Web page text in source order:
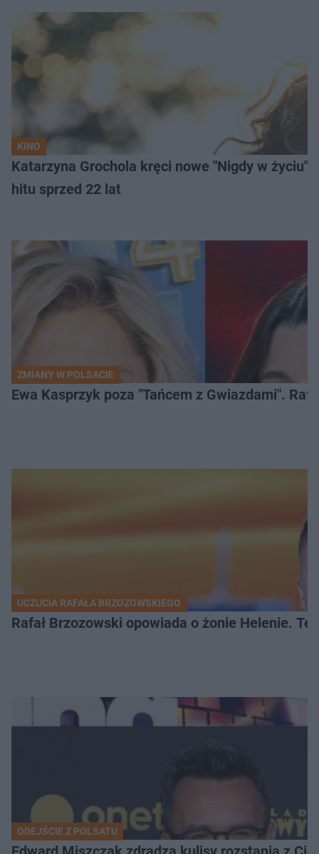
KINO
Katarzyna Grochola kręci nowe "Nigdy w życiu"
hitu sprzed 22 lat
ZMIANY W POLSACIE
Ewa Kasprzyk poza "Tańcem z Gwiazdami".
UCZUCIA RAFAŁA BRZOZOWSKIEGO
Rafał Brzozowski opowiada o żonie Helenie. Te
ODEJŚCIE Z POLSATU